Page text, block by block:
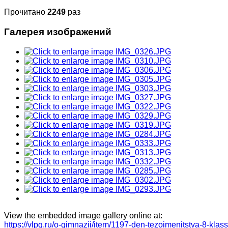
Прочитано 2249 раз
Галерея изображений
View the embedded image gallery online at:
https://vlpg.ru/o-gimnazii/item/1197-den-tezoimenitstva-8-